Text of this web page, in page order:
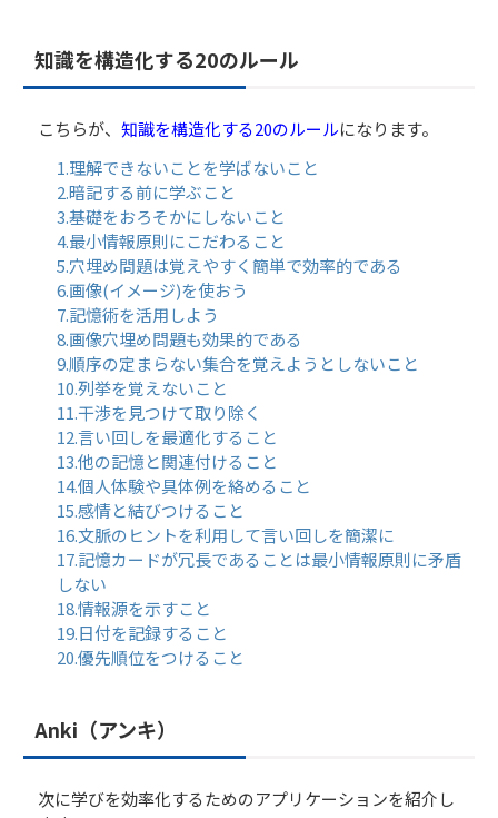
知識を構造化する20のルール
こちらが、 知識を構造化する20のルールになります。
1.理解できないことを学ばないこと
2.暗記する前に学ぶこと
3.基礎をおろそかにしないこと
4.最小情報原則にこだわること
5.穴埋め問題は覚えやすく簡単で効率的である
6.画像(イメージ)を使おう
7.記憶術を活用しよう
8.画像穴埋め問題も効果的である
9.順序の定まらない集合を覚えようとしないこと
10.列挙を覚えないこと
11.干渉を見つけて取り除く
12.言い回しを最適化すること
13.他の記憶と関連付けること
14.個人体験や具体例を絡めること
15.感情と結びつけること
16.文脈のヒントを利用して言い回しを簡潔に
17.記憶カードが冗長であることは最小情報原則に矛盾
しない
18.情報源を示すこと
19.日付を記録すること
20.優先順位をつけること
Anki（アンキ）
次に学びを効率化するためのアプリケーションを紹介し